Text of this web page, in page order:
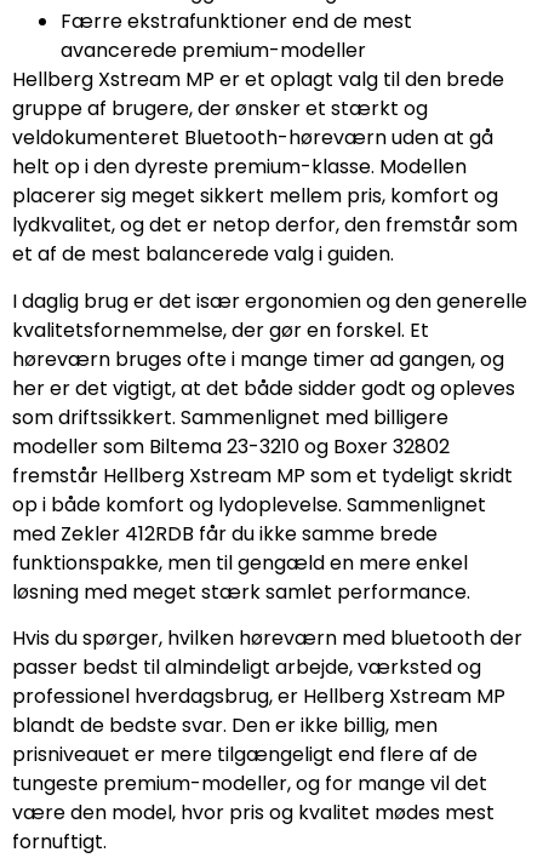
Færre ekstrafunktioner end de mest
avancerede premium-modeller
Hellberg Xstream MP er et oplagt valg til den brede
gruppe af brugere, der ønsker et stærkt og
veldokumenteret Bluetooth-høreværn uden at gå
helt op i den dyreste premium-klasse. Modellen
placerer sig meget sikkert mellem pris, komfort og
lydkvalitet, og det er netop derfor, den fremstår som
et af de mest balancerede valg i guiden.
I daglig brug er det især ergonomien og den generelle
kvalitetsfornemmelse, der gør en forskel. Et
høreværn bruges ofte i mange timer ad gangen, og
her er det vigtigt, at det både sidder godt og opleves
som driftssikkert. Sammenlignet med billigere
modeller som Biltema 23-3210 og Boxer 32802
fremstår Hellberg Xstream MP som et tydeligt skridt
op i både komfort og lydoplevelse. Sammenlignet
med Zekler 412RDB får du ikke samme brede
funktionspakke, men til gengæld en mere enkel
løsning med meget stærk samlet performance.
Hvis du spørger, hvilken høreværn med bluetooth der
passer bedst til almindeligt arbejde, værksted og
professionel hverdagsbrug, er Hellberg Xstream MP
blandt de bedste svar. Den er ikke billig, men
prisniveauet er mere tilgængeligt end flere af de
tungeste premium-modeller, og for mange vil det
være den model, hvor pris og kvalitet mødes mest
fornuftigt.